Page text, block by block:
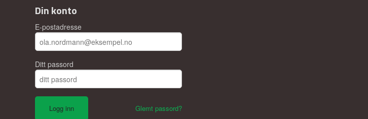
Din konto
E-postadresse
Ditt passord
Glemt passord?